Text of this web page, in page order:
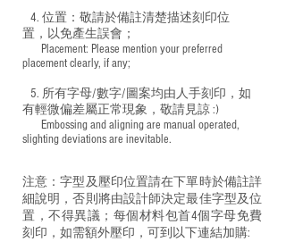
4. 位置：敬請於備註清楚描述刻印位
置，以免產生誤會；
​ Placement: Please mention your preferred
placement clearly, if any;
5. 所有字母/數字/圖案均由人手刻印，如
有輕微偏差屬正常現象，敬請見諒 :)
​ Embossing and aligning are manual operated,
slighting deviations are inevitable.
注意：字型及壓印位置請在下單時於備註詳
細說明，否則將由設計師決定最佳字型及位
置，不得異議；每個材料包首4個字母免費
刻印，如需額外壓印，可到以下連結加購: